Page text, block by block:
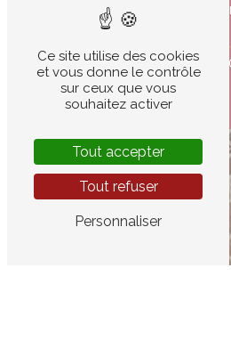
mariage à
En savoir
plus
Ce site utilise des cookies
et vous donne le contrôle
sur ceux que vous
souhaitez activer
Tout accepter
Tout refuser
Personnaliser